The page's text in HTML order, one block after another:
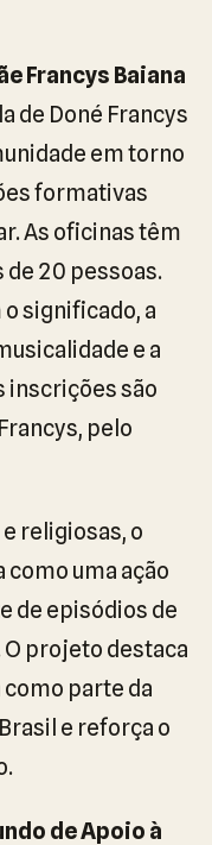
Francys Baiana
de Doné Francys
em torno
formativas
As oficinas têm
de 20 pessoas.
significado, a
e a
inscrições são
pelo
religiosas, o
como uma ação
de episódios de
projeto destaca
parte da
e reforça o
de Apoio à